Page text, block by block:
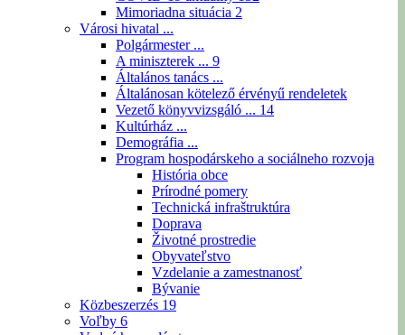
Mimoriadna situácia 2
Városi hivatal ...
Polgármester ...
A miniszterek ... 9
Általános tanács ...
Általánosan kötelező érvényű rendeletek
Vezető könyvvizsgáló ... 14
Kultúrház ...
Demográfia ...
Program hospodárskeho a sociálneho rozvoja
História obce
Prírodné pomery
Technická infraštruktúra
Doprava
Životné prostredie
Obyvateľstvo
Vzdelanie a zamestnanosť
Bývanie
Közbeszerzés 19
Voľby 6